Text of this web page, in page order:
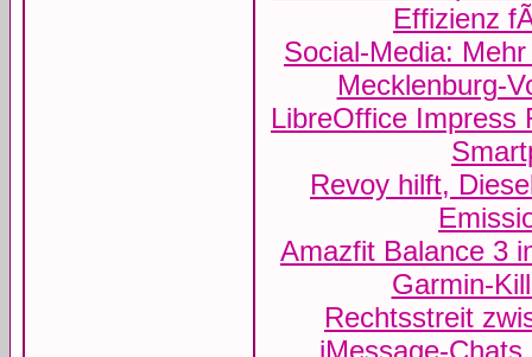
Effizienz
Social-Media:
Mecklenburg-
LibreOffice Impress
Revoy hilft,
Amazfit Balance 3
Garmin-
Rechtsstreit
iMessage-